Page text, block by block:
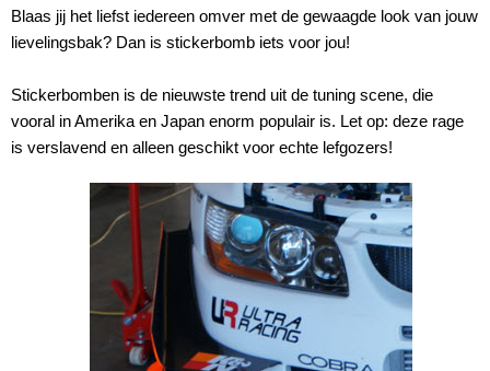
Blaas jij het liefst iedereen omver met de gewaagde look van jouw
lievelingsbak? Dan is stickerbomb iets voor jou!
Stickerbomben is de nieuwste trend uit de tuning scene, die
vooral in Amerika en Japan enorm populair is. Let op: deze rage
is verslavend en alleen geschikt voor echte lefgozers!